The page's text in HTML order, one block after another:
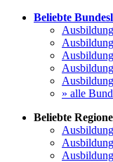
Beliebte
» alle
Beliebte